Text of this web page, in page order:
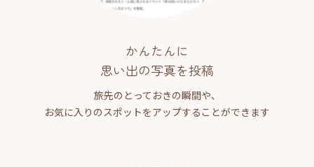
かんたんに
思い出の写真を投稿
旅先のとっておきの瞬間や、
お気に入りのスポットをアップすることができます